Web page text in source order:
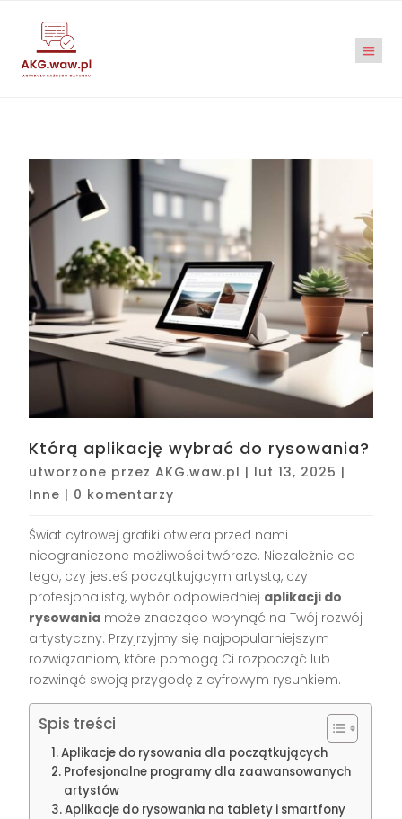
Którą aplikację wybrać do rysowania?
utworzone przezAKG.waw.pl | lut 13, 2025 |
Inne | 0 komentarzy
Świat cyfrowej grafiki otwiera przed nami
nieograniczone możliwości twórcze. Niezależnie od
tego, czy jesteś początkującym artystą, czy
profesjonalistą, wybór odpowiedniej aplikacji do
rysowania może znacząco wpłynąć na Twój rozwój
artystyczny. Przyjrzyjmy się najpopularniejszym
rozwiązaniom, które pomogą Ci rozpocząć lub
rozwinąć swoją przygodę z cyfrowym rysunkiem.
Spis treści
Aplikacje do rysowania dla początkujących
Profesjonalne programy dla zaawansowanych
artystów
Aplikacje do rysowania na tablety i smartfony